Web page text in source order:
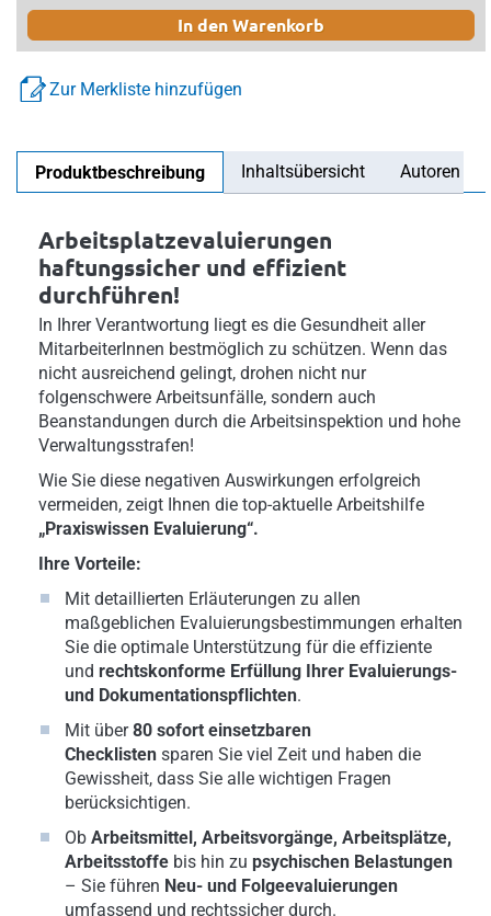
In den Warenkorb
Zur Merkliste hinzufügen
Produktbeschreibung Inhaltsübersicht Autoren
Arbeitsplatzevaluierungen
haftungssicher und effizient
durchführen!
In Ihrer Verantwortung liegt es die Gesundheit aller
MitarbeiterInnen bestmöglich zu schützen. Wenn das
nicht ausreichend gelingt, drohen nicht nur
folgenschwere Arbeitsunfälle, sondern auch
Beanstandungen durch die Arbeitsinspektion und hohe
Verwaltungsstrafen!
Wie Sie diese negativen Auswirkungen erfolgreich
vermeiden, zeigt Ihnen die top-aktuelle Arbeitshilfe
„Praxiswissen Evaluierung“.
Ihre Vorteile:
Mit detaillierten Erläuterungen zu allen
maßgeblichen Evaluierungsbestimmungen erhalten
Sie die optimale Unterstützung für die effiziente
und rechtskonforme Erfüllung Ihrer Evaluierungs-
und Dokumentationspflichten.
Mit über80 sofort einsetzbaren
Checklisten sparen Sie viel Zeit und haben die
Gewissheit, dass Sie alle wichtigen Fragen
berücksichtigen.
Ob Arbeitsmittel, Arbeitsvorgänge, Arbeitsplätze,
Arbeitsstoffe bis hin zu psychischen Belastungen
– Sie führen Neu- und Folgeevaluierungen
umfassend und rechtssicher durch.